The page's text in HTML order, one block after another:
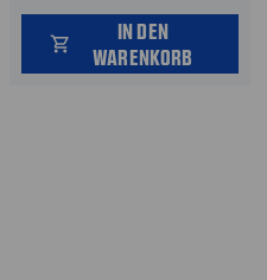
shopping_cart
IN DEN
WARENKORB